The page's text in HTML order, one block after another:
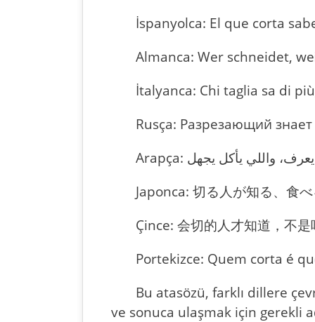
İspanyolca: El que corta
Almanca: Wer schneidet,
İtalyanca: Chi taglia sa di
Rusça: Разрезающий
Japonca: 切る人が知る、食
Çince: 会切的人才知道，不
Portekizce: Quem corta é
Bu atasözü, farklı dillere
ve sonuca ulaşmak için gerekli